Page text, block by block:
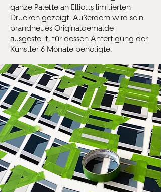
ganze Palette an Elliotts limitierten
Drucken gezeigt. Außerdem wird sein
brandneues Originalgemälde
ausgestellt, für dessen Anfertigung der
Künstler 6 Monate benötigte.